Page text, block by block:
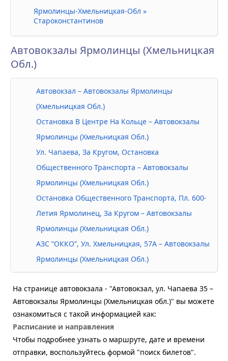
Ярмолинцы-Хмельницкая-Обл »
Староконстантинов
Автовокзалы Ярмолинцы (Хмельницкая
Обл.)
Автовокзал – Автовокзалы Ярмолинцы
(Хмельницкая Обл.)
Остановка В Центре На Кольце – Автовокзалы
Ярмолинцы (Хмельницкая Обл.)
Ул. Чапаева, За Кругом, Остановка
Общественного Транспорта – Автовокзалы
Ярмолинцы (Хмельницкая Обл.)
Остановка Общественного Транспорта, Пл. 600-
Летия Ярмолинец, За Кругом – Автовокзалы
Ярмолинцы (Хмельницкая Обл.)
АЗС “ОККО”, Ул. Хмельницкая, 57А – Автовокзалы
Ярмолинцы (Хмельницкая Обл.)
На странице автовокзала - "Автовокзал, ул. Чапаева 35 –
Автовокзалы Ярмолинцы (Хмельницкая обл.)" вы можете
ознакомиться с такой информацией как:
Расписание и направления
Чтобы подробнее узнать о маршруте, дате и времени
отправки, воспользуйтесь формой "поиск билетов".